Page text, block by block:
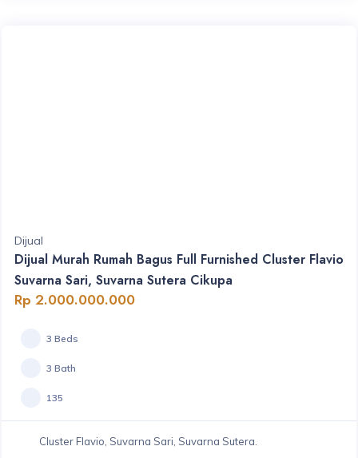
Dijual
Dijual Murah Rumah Bagus Full Furnished Cluster Flavio
Suvarna Sari, Suvarna Sutera Cikupa
Rp 2.000.000.000
3 Beds
3 Bath
135
Cluster Flavio, Suvarna Sari, Suvarna Sutera.